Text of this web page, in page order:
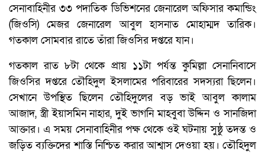
সেনাবাহিনীর ৩৩ পদাতিক ডিভিশনের জেনারেল অফিসার কমান্ডিং
(জিওসি) মেজর জেনারেল আবুল হাসনাত মোহাম্মদ তারিক।
গতকাল সোমবার রাতে তাঁরা জিওসির দপ্তরে যান।
গতকাল রাত ৮টা থেকে প্রায় ১১টা পর্যন্ত কুমিল্লা সেনানিবাসে
জিওসির দপ্তরে তৌহিদুল ইসলামের পরিবারের সদস্যরা ছিলেন।
সেখানে উপস্থিত ছিলেন তৌহিদুলের বড় ভাই আবুল কালাম
আজাদ, স্ত্রী ইয়াসমিন নাহার, দুই ভাগনি মাহবুবা উদ্দিন ও সানজিদা
আক্তার। এ সময় সেনাবাহিনীর পক্ষ থেকে ওই ঘটনায় সুষ্ঠু তদন্ত ও
জড়িত ব্যক্তিদের শাস্তি নিশ্চিত করার আশ্বাস দেওয়া হয়। তৌহিদুল